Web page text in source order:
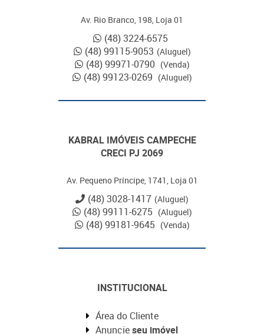
Av. Rio Branco, 198, Loja 01
(48) 3224-6575
(48) 99115-9053 (Aluguel)
(48) 99971-0790 (Venda)
(48) 99123-0269 (Aluguel)
KABRAL IMÓVEIS CAMPECHE
CRECI PJ 2069
Av. Pequeno Príncipe, 1741, Loja 01
(48) 3028-1417 (Aluguel)
(48) 99111-6275 (Aluguel)
(48) 99181-9645 (Venda)
INSTITUCIONAL
Área do Cliente
Anuncieseu imóvel